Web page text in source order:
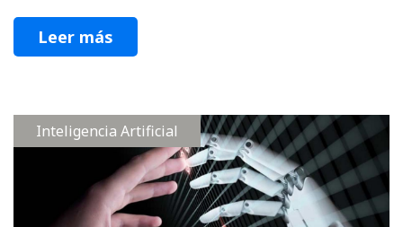
Leer más
Inteligencia Artificial